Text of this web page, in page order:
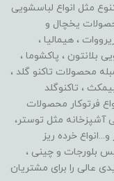
مثل انواع لباسشویی
یخچال و
، هیمالیا ،
بلانتون ، پاکشوما ،
محصولات تاکنو گلد ،
، تاکنوگلد
فرتوکار محصولات
آشپزخانه مثل توستر،
خرده ریز
بلورجات و چینی ،
عالی را برای مشتریان